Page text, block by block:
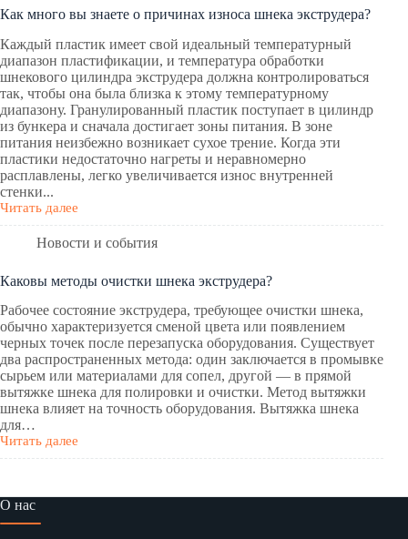
Как много вы знаете о причинах износа шнека экструдера?
Каждый пластик имеет свой идеальный температурный
диапазон пластификации, и температура обработки
шнекового цилиндра экструдера должна контролироваться
так, чтобы она была близка к этому температурному
диапазону. Гранулированный пластик поступает в цилиндр
из бункера и сначала достигает зоны питания. В зоне
питания неизбежно возникает сухое трение. Когда эти
пластики недостаточно нагреты и неравномерно
расплавлены, легко увеличивается износ внутренней
стенки...
Читать далее
Новости и события
Каковы методы очистки шнека экструдера?
Рабочее состояние экструдера, требующее очистки шнека,
обычно характеризуется сменой цвета или появлением
черных точек после перезапуска оборудования. Существует
два распространенных метода: один заключается в промывке
сырьем или материалами для сопел, другой — в прямой
вытяжке шнека для полировки и очистки. Метод вытяжки
шнека влияет на точность оборудования. Вытяжка шнека
для…
Читать далее
О нас